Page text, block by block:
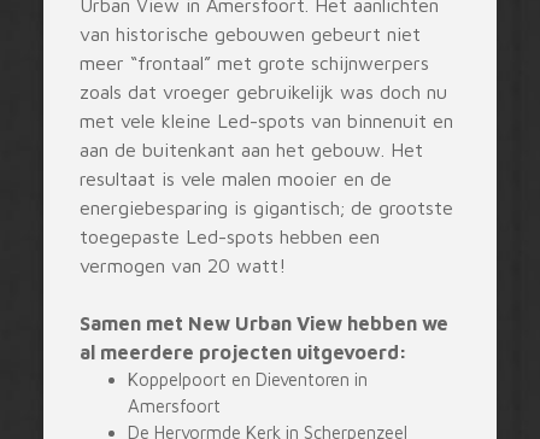
van historische gebouwen gebeurt niet
meer “frontaal” met grote schijnwerpers
zoals dat vroeger gebruikelijk was doch nu
met vele kleine Led-spots van binnenuit en
aan de buitenkant aan het gebouw. Het
resultaat is vele malen mooier en de
energiebesparing is gigantisch; de grootste
toegepaste Led-spots hebben een
vermogen van 20 watt!
Samen met New Urban View hebben we
al meerdere projecten uitgevoerd:
Koppelpoort en Dieventoren in
Amersfoort
De Hervormde Kerk in Scherpenzeel